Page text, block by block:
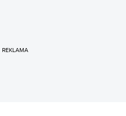
REKLAMA